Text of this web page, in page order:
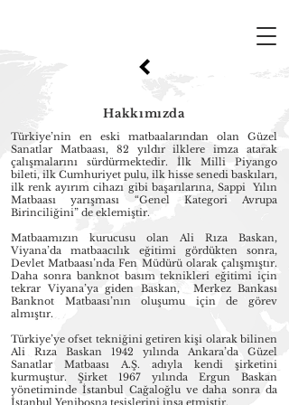
Hakkımızda
Türkiye’nin en eski matbaalarından olan Güzel
Sanatlar Matbaası, 82 yıldır ilklere imza atarak
çalışmalarını sürdürmektedir. İlk Milli Piyango
bileti, ilk Cumhuriyet pulu, ilk hisse senedi baskıları,
ilk renk ayırım cihazı gibi başarılarına, Sappi Yılın
Matbaası yarışması “Genel Kategori Avrupa
Birinciliğini” de eklemiştir.
Matbaamızın kurucusu olan Ali Rıza Baskan,
Viyana’da matbaacılık eğitimi gördükten sonra,
Devlet Matbaası’nda Fen Müdürü olarak çalışmıştır.
Daha sonra banknot basım teknikleri eğitimi için
tekrar Viyana’ya giden Baskan, Merkez Bankası
Banknot Matbaası’nın oluşumu için de görev
almıştır.
Türkiye’ye ofset tekniğini getiren kişi olarak bilinen
Ali Rıza Baskan 1942 yılında Ankara’da Güzel
Sanatlar Matbaası A.Ş. adıyla kendi şirketini
kurmuştur. Şirket 1967 yılında Ergun Baskan
yönetiminde İstanbul Cağaloğlu ve daha sonra da
İstanbul Yenibosna tesislerini inşa etmiştir.